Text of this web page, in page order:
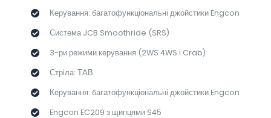
Керування: багатофункціональні джойстики Engcon
Система JCB Smoothride (SRS)
3-ри режими керування (2WS 4WS і Crab)
Стріла: ТАВ
Керування: багатофункціональні джойстики Engcon
Engcon EC209 з щипцями S45